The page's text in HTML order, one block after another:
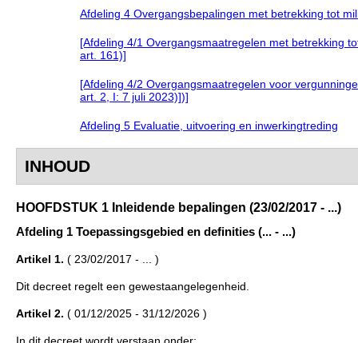
Afdeling 4 Overgangsbepalingen met betrekking tot
[Afdeling 4/1 Overgangsmaatregelen met betrekking
art. 161)]
[Afdeling 4/2 Overgangsmaatregelen voor
art. 2, I: 7 juli 2023)])]
Afdeling 5 Evaluatie, uitvoering en inwerkingtreding
INHOUD
HOOFDSTUK 1 Inleidende bepalingen (23/02/2017 - ...)
Afdeling 1 Toepassingsgebied en definities (... - ...)
Artikel 1. ( 23/02/2017 - ... )
Dit decreet regelt een gewestaangelegenheid.
Artikel 2. ( 01/12/2025 - 31/12/2026 )